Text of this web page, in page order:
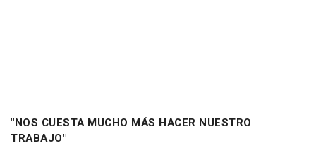
"NOS CUESTA MUCHO MÁS HACER NUESTRO
TRABAJO"